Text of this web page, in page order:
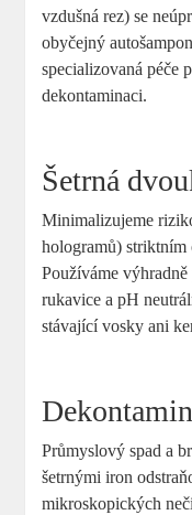
vzdušná rez) se
obyčejný
specializovaná péče
dekontaminaci.
Šetrná
Minimalizujeme
hologramů) striktním
Používáme
rukavice a pH
stávající vosky ani
Průmyslový spad a
šetrnými iron
mikroskopických